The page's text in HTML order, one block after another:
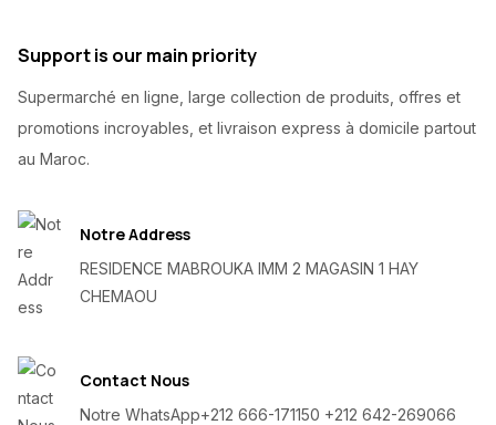
Support is our main priority
Supermarché en ligne, large collection de produits, offres et
promotions incroyables, et livraison express à domicile partout
au Maroc.
Notre Address
RESIDENCE MABROUKA IMM 2 MAGASIN 1 HAY
CHEMAOU
Contact Nous
Notre WhatsApp+212 666-171150 +212 642-269066